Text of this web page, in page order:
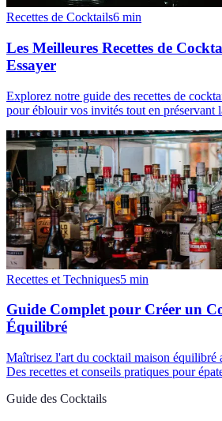
Recettes de Cocktails6 min
Les Meilleures Recettes de
Essayer
Explorez notre guide des recettes de
pour éblouir vos invités tout en préservant
Recettes et Techniques5 min
Guide Complet pour Créer un
Équilibré
Maîtrisez l'art du cocktail maison équilibré
Des recettes et conseils pratiques pour
Guide des Cocktails